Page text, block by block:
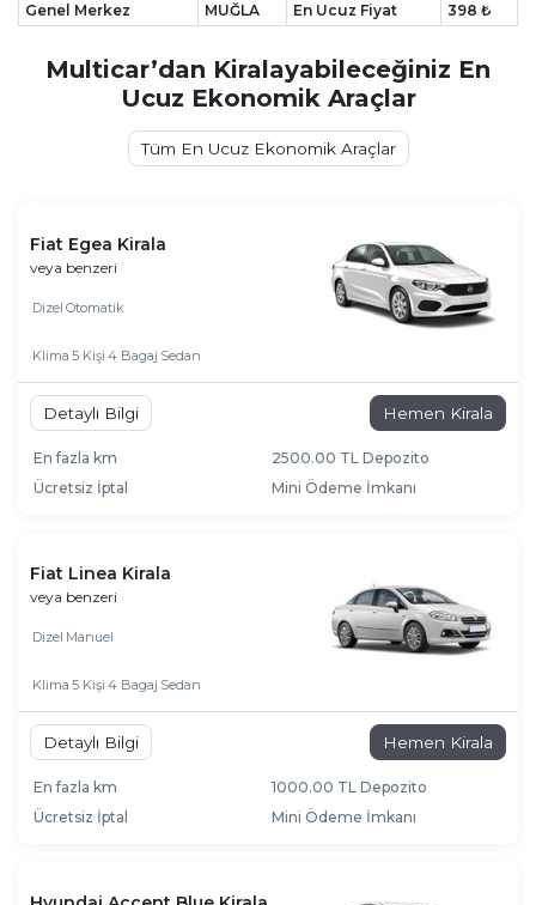
Genel Merkez
MUĞLA En Ucuz Fiyat 398 ₺
Multicar’dan Kiralayabileceğiniz En
Ucuz Ekonomik Araçlar
Tüm En Ucuz Ekonomik Araçlar
Fiat Egea Kirala
veya benzeri
Dizel Otomatik
Klima 5 Kişi 4 Bagaj Sedan
Detaylı Bilgi Hemen Kirala
En fazla km
2500.00 TL Depozito
Ücretsiz İptal
Mini Ödeme İmkanı
Fiat Linea Kirala
veya benzeri
Dizel Manuel
Klima 5 Kişi 4 Bagaj Sedan
Detaylı Bilgi Hemen Kirala
En fazla km
1000.00 TL Depozito
Ücretsiz İptal
Mini Ödeme İmkanı